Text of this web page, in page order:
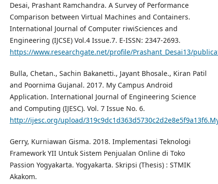
Desai, Prashant Ramchandra. A Survey of Performance
Comparison between Virtual Machines and Containers.
International Journal of Computer riwiSciences and
Engineering (IJCSE) Vol.4 Issue.7. E-ISSN: 2347-2693.
https://www.researchgate.net/profile/Prashant_Desai13/
Bulla, Chetan., Sachin Bakanetti., Jayant Bhosale., Kiran Patil
and Poornima Gujanal. 2017. My Campus Android
Application. International Journal of Engineering Science
and Computing (IJESC). Vol. 7 Issue No. 6.
http://ijesc.org/upload/
Gerry, Kurniawan Gisma. 2018. Implementasi Teknologi
Framework YII Untuk Sistem Penjualan Online di Toko
Passion Yogyakarta. Yogyakarta. Skripsi (Thesis) : STMIK
Akakom.